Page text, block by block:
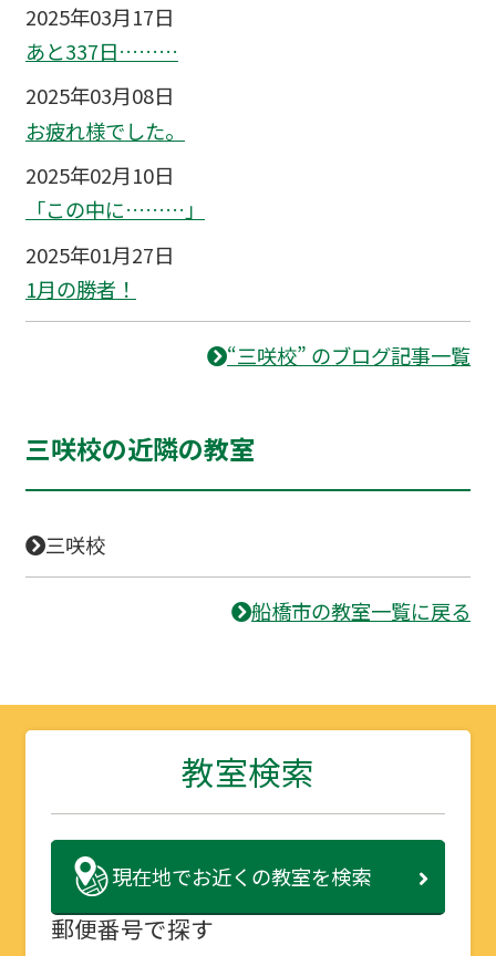
2025年03月17日
あと337日………
2025年03月08日
お疲れ様でした。
2025年02月10日
「この中に………」
2025年01月27日
1月の勝者！
“三咲校” のブログ記事一覧
三咲校の近隣の教室
三咲校
船橋市の教室一覧に戻る
教室検索
現在地でお近くの教室を検索
郵便番号で探す